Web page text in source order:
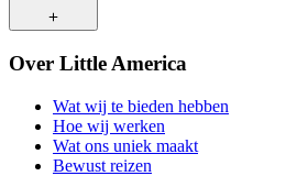
Wat ons uniek maakt
Contact
Werken bij Little America
Onze reisadviseurs
Over Little America
Wat wij te bieden hebben
Hoe wij werken
Wat ons uniek maakt
Bewust reizen